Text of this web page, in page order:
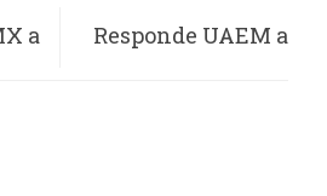
a Responde UAEM a